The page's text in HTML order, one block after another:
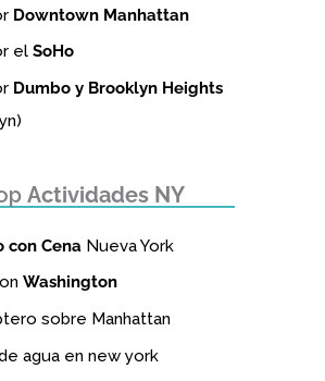
Downtown Manhattan
el SoHo
Dumbo y Brooklyn Heights
Actividades NY
con Cena Nueva York
Washington
sobre Manhattan
agua en new york